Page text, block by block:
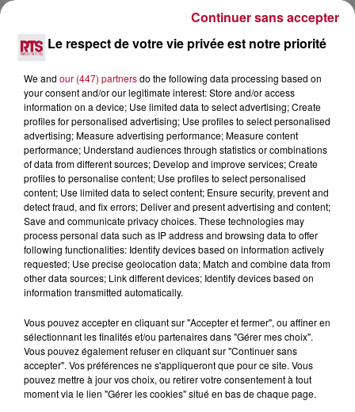
4 août 2026
FÊTE DE LA POLYNÉSIE À VILLEVEYRAC
4 août 2026
HÉRAULT, PYRÉNÉES-ORIENTALES : TROIS
SPOTS DE SNORKELING À EXPLORER...
Pas besoin de bouteilles de plongée lourdes ni de diplômes
complexes pour observer la vie sous-marine. Cet été, un
Le respect de votre vie privée est notre priorité
We and our (447) partnersdo the following data processing based on
your consent and/or our legitimate interest: Store and/or access
information on a device; Use limited data to select advertising; Create
profiles for personalised advertising; Use profiles to select personalised
advertising; Measure advertising performance; Measure content
performance; Understand audiences through statistics or combinations
of data from different sources; Develop and improve services; Create
profiles to personalise content; Use profiles to select personalised
content; Use limited data to select content; Ensure security, prevent and
detect fraud, and fix errors; Deliver and present advertising and content;
Save and communicate privacy choices. These technologies may
process personal data such as IP address and browsing data to offer
following functionalities: Identify devices based on information actively
requested; Use precise geolocation data; Match and combine data from
other data sources; Link different devices; Identify devices based on
information transmitted automatically.
Vous pouvez accepter en cliquant sur "Accepter et fermer", ou affiner en
sélectionnant les finalités et/ou partenaires dans "Gérer mes choix".
Vous pouvez également refuser en cliquant sur "Continuer sans
accepter". Vos préférences ne s'appliqueront que pour ce site. Vous
pouvez mettre à jour vos choix, ou retirer votre consentement à tout
moment via le lien "Gérer les cookies" situé en bas de chaque page.
Continuer sans accepter